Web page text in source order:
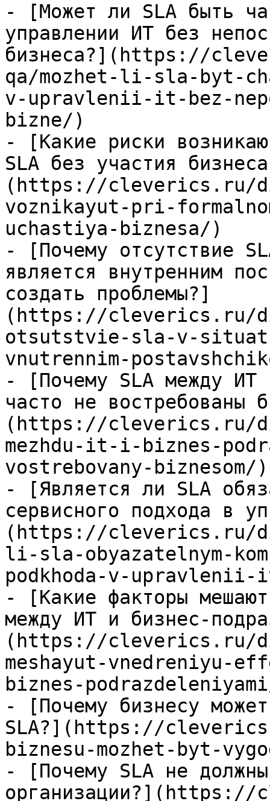
- [Может ли SLA быть
управлении ИТ без
бизнеса?](https://
qa/mozhet-li-sla-byt-
v-upravlenii-it-bez-
bizne/)
- [Какие риски
SLA без участия
(https://cleverics.ru/
voznikayut-pri-
uchastiya-biznesa/)
- [Почему отсутствие
является внутренним
создать проблемы?]
(https://cleverics.ru/
otsutstvie-sla-v-
vnutrennim-
- [Почему SLA между ИТ
часто не востребованы
(https://cleverics.ru/
mezhdu-it-i-biznes-
vostrebovany-biznesom/)
- [Является ли SLA
сервисного подхода в
(https://cleverics.ru/
li-sla-obyazatelnym-
podkhoda-v-
- [Какие факторы
между ИТ и бизнес-
(https://cleverics.ru/
meshayut-vnedreniyu-
biznes-
- [Почему бизнесу
SLA?](https://
biznesu-mozhet-byt-
- [Почему SLA не